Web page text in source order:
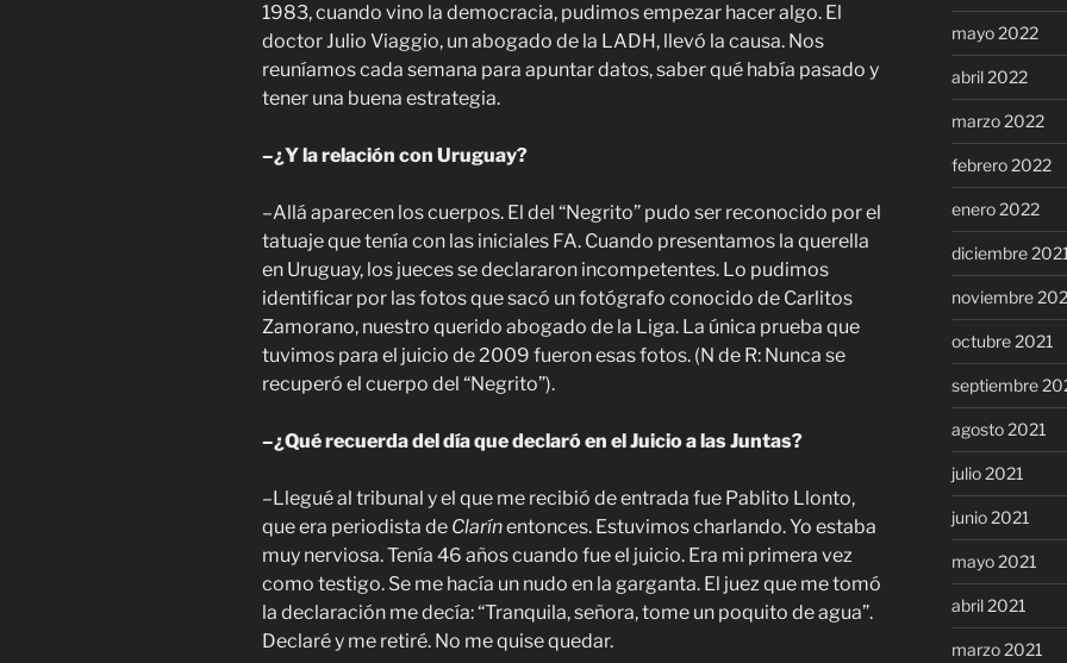
1983, cuando vino la democracia, pudimos empezar hacer algo. El
doctor Julio Viaggio, un abogado de la LADH, llevó la causa. Nos
reuníamos cada semana para apuntar datos, saber qué había pasado y
tener una buena estrategia.
–¿Y la relación con Uruguay?
–Allá aparecen los cuerpos. El del “Negrito” pudo ser reconocido por el
tatuaje que tenía con las iniciales FA. Cuando presentamos la querella
en Uruguay, los jueces se declararon incompetentes. Lo pudimos
identificar por las fotos que sacó un fotógrafo conocido de Carlitos
Zamorano, nuestro querido abogado de la Liga. La única prueba que
tuvimos para el juicio de 2009 fueron esas fotos. (N de R: Nunca se
recuperó el cuerpo del “Negrito”).
–¿Qué recuerda del día que declaró en el Juicio a las Juntas?
–Llegué al tribunal y el que me recibió de entrada fue Pablito Llonto,
que era periodista de Clarínentonces. Estuvimos charlando. Yo estaba
muy nerviosa. Tenía 46 años cuando fue el juicio. Era mi primera vez
como testigo. Se me hacía un nudo en la garganta. El juez que me tomó
la declaración me decía: “Tranquila, señora, tome un poquito de agua”.
Declaré y me retiré. No me quise quedar.
mayo 2022
abril 2022
marzo 2022
febrero 2022
enero 2022
diciembre 2021
noviembre
octubre 2021
septiembre
agosto 2021
julio 2021
junio 2021
mayo 2021
abril 2021
marzo 2021